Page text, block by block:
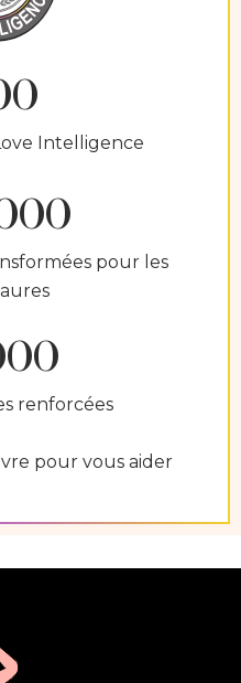
Intelligence
pour les
renforcées
pour vous aider